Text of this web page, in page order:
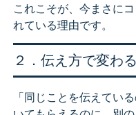
これこそが、今まさに
れている理由です。
２．伝え方で変わ
「同じことを伝えてい